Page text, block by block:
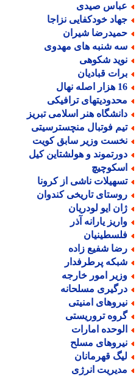
صیدی
خودکفایی نزاجا
شیران
شنبه های مهدوی
شکوهی
قبادیان
نهال
ترافیکی
هنر اسلامی تبریز
فوتبال منچسترسیتی
وزیر سابق کویت
و هولشتاین کیل
ناشی از کرونا
تاریخی کندوان
ایو لودریان
یارانه آذر
شفیع زاده
پرطرفدار
امور خارجه
مسلحانه
امنیتی
تروریستی
امارات
مسلح
قهرمانان
انرژی